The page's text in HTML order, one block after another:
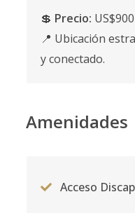
💲 Precio: US$900
📍 Ubicación
y conectado.
Amenidades
Acceso